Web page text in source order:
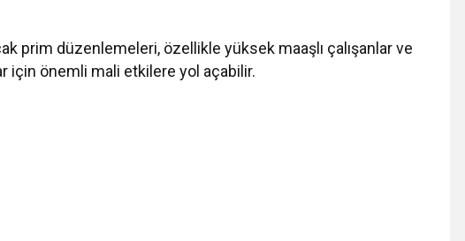
prim düzenlemeleri, özellikle yüksek maaşlı çalışanlar ve
için önemli mali etkilere yol açabilir.